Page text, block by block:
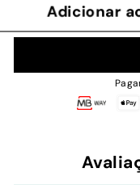
Adicionar